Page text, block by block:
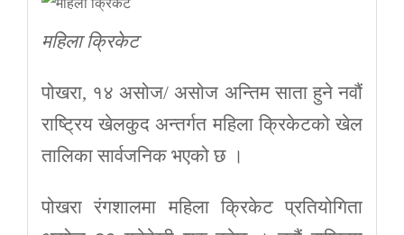
महिला क्रिकेट
पोखरा, १४ असोज/ असोज अन्तिम साता हुने नवौं
राष्ट्रिय खेलकुद अन्तर्गत महिला क्रिकेटको खेल
तालिका सार्वजनिक भएको छ ।
पोखरा रंगशालमा महिला क्रिकेट प्रतियोगिता